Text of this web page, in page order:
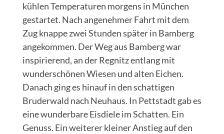
kühlen Temperaturen morgens in München
gestartet. Nach angenehmer Fahrt mit dem
Zug knappe zwei Stunden später in Bamberg
angekommen. Der Weg aus Bamberg war
inspirierend, an der Regnitz entlang mit
wunderschönen Wiesen und alten Eichen.
Danach ging es hinauf in den schattigen
Bruderwald nach Neuhaus. In Pettstadt gab es
eine wunderbare Eisdiele im Schatten. Ein
Genuss. Ein weiterer kleiner Anstieg auf den